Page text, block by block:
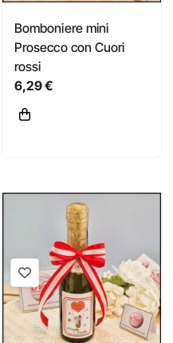
Bomboniere mini
Prosecco con Cuori
rossi
6,29 €